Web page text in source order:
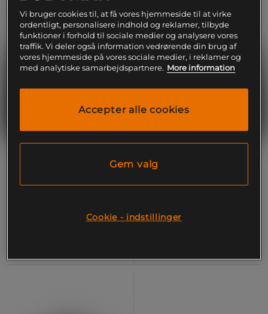
Built for Athletes Eat Sleep
Køb
Built for Athletes Flag Patch
79 kr
Vi bruger cookies til, at få vores hjemmeside til at virke
ordentligt, personalisere indhold og reklamer, tilbyde
funktioner i forhold til sociale medier og analysere vores
traffik. Vi deler også information vedrørende din brug af
vores hjemmeside på vores sociale medier, i reklamer og
med analytiske samarbejdspartnere. More information
Accepter alle cookies
Gem valg
Cookie - indstillinger